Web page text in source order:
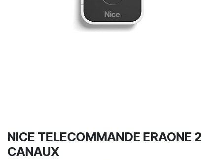
NICE TELECOMMANDE ERAONE 2
CANAUX